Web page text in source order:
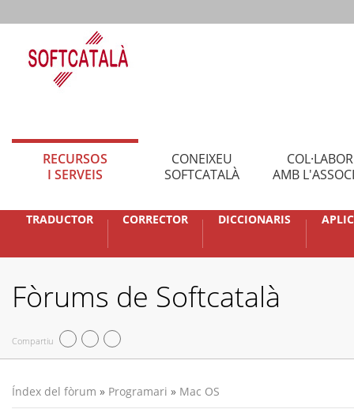
RECURSOS
I SERVEIS
CONEIXEU
SOFTCATALÀ
AMB
TRADUCTOR CORRECTOR DICCIONARIS
Fòrums de Softcatalà
Compartiu
Índex del fòrum » Programari » Mac OS